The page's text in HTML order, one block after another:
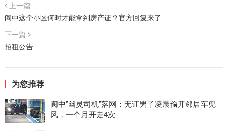
上一篇
阆中这个小区何时才能拿到房产证？官方回复来了……
下一篇
招租公告
为您推荐
阆中”幽灵司机”落网：无证男子凌晨偷开邻居车兜
风，一个月开走4次